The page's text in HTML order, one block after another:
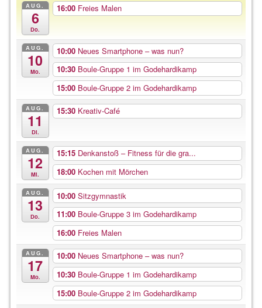
AUG.
6
Do.
16:00 Freies Malen
AUG.
10
Mo.
10:00 Neues Smartphone – was nun?
10:30 Boule-Gruppe 1 im Godehardikamp
15:00 Boule-Gruppe 2 im Godehardikamp
AUG.
11
Di.
15:30 Kreativ-Café
AUG.
12
Mi.
15:15 Denkanstoß – Fitness für die gra...
18:00 Kochen mit Mörchen
AUG.
13
Do.
10:00 Sitzgymnastik
11:00 Boule-Gruppe 3 im Godehardikamp
16:00 Freies Malen
AUG.
17
Mo.
10:00 Neues Smartphone – was nun?
10:30 Boule-Gruppe 1 im Godehardikamp
15:00 Boule-Gruppe 2 im Godehardikamp